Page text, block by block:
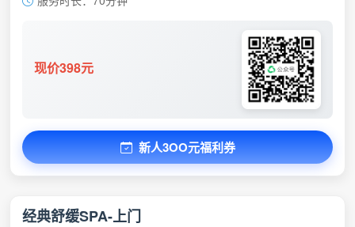
现价398元
新人3OO元福利券
经典舒缓SPA-上门